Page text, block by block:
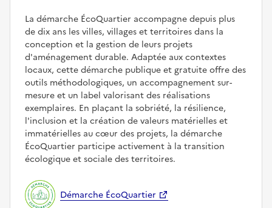
La démarche ÉcoQuartier accompagne depuis plus
de dix ans les villes, villages et territoires dans la
conception et la gestion de leurs projets
d'aménagement durable. Adaptée aux contextes
locaux, cette démarche publique et gratuite offre des
outils méthodologiques, un accompagnement sur-
mesure et un label valorisant des réalisations
exemplaires. En plaçant la sobriété, la résilience,
l'inclusion et la création de valeurs matérielles et
immatérielles au cœur des projets, la démarche
ÉcoQuartier participe activement à la transition
écologique et sociale des territoires.
Démarche ÉcoQuartier